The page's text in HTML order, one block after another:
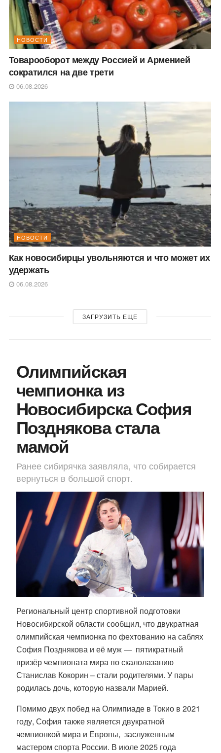
НОВОСТИ
Товарооборот между Россией и Арменией
сократился на две трети
06.08.2026
НОВОСТИ
Как новосибирцы увольняются и что может их
удержать
06.08.2026
ЗАГРУЗИТЬ ЕЩЕ
Олимпийская
чемпионка из
Новосибирска София
Позднякова стала
мамой
Ранее сибирячка заявляла, что собирается
вернуться в большой спорт.
Региональный центр спортивной подготовки
Новосибирской области сообщил, что двукратная
олимпийская чемпионка по фехтованию на саблях
София Позднякова и её муж — пятикратный
призёр чемпионата мира по скалолазанию
Станислав Кокорин – стали родителями. У пары
родилась дочь, которую назвали Марией.
Помимо двух побед на Олимпиаде в Токио в 2021
году, София также является двукратной
чемпионкой мира и Европы, заслуженным
мастером спорта России. В июле 2025 года